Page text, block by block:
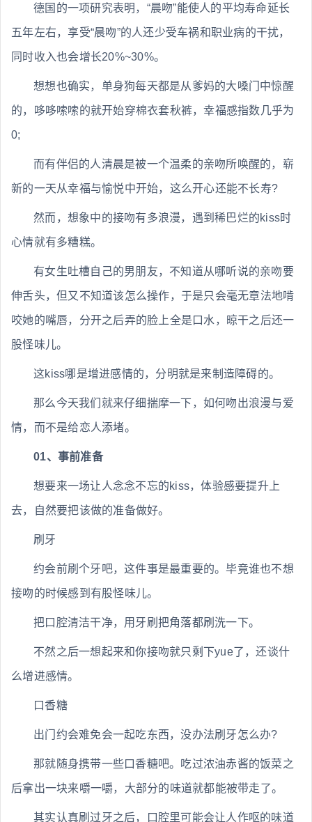
德国的一项研究表明，“晨吻”能使人的平均寿命延长
五年左右，享受“晨吻”的人还少受车祸和职业病的干扰，
同时收入也会增长20%~30%。
想想也确实，单身狗每天都是从爹妈的大嗓门中惊醒
的，哆哆嗦嗦的就开始穿棉衣套秋裤，幸福感指数几乎为
0;
而有伴侣的人清晨是被一个温柔的亲吻所唤醒的，崭
新的一天从幸福与愉悦中开始，这么开心还能不长寿?
然而，想象中的接吻有多浪漫，遇到稀巴烂的kiss时
心情就有多糟糕。
有女生吐槽自己的男朋友，不知道从哪听说的亲吻要
伸舌头，但又不知道该怎么操作，于是只会毫无章法地啃
咬她的嘴唇，分开之后弄的脸上全是口水，晾干之后还一
股怪味儿。
这kiss哪是增进感情的，分明就是来制造障碍的。
那么今天我们就来仔细揣摩一下，如何吻出浪漫与爱
情，而不是给恋人添堵。
01、事前准备
想要来一场让人念念不忘的kiss，体验感要提升上
去，自然要把该做的准备做好。
刷牙
约会前刷个牙吧，这件事是最重要的。毕竟谁也不想
接吻的时候感到有股怪味儿。
把口腔清洁干净，用牙刷把角落都刷洗一下。
不然之后一想起来和你接吻就只剩下yue了，还谈什
么增进感情。
口香糖
出门约会难免会一起吃东西，没办法刷牙怎么办?
那就随身携带一些口香糖吧。吃过浓油赤酱的饭菜之
后拿出一块来嚼一嚼，大部分的味道就都能被带走了。
其实认真刷过牙之后，口腔里可能会让人作呕的味道